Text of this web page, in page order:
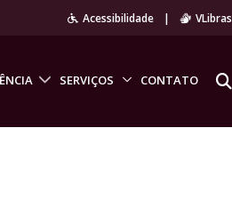
Acessibilidade | VLibras
SERVIÇOS CONTATO